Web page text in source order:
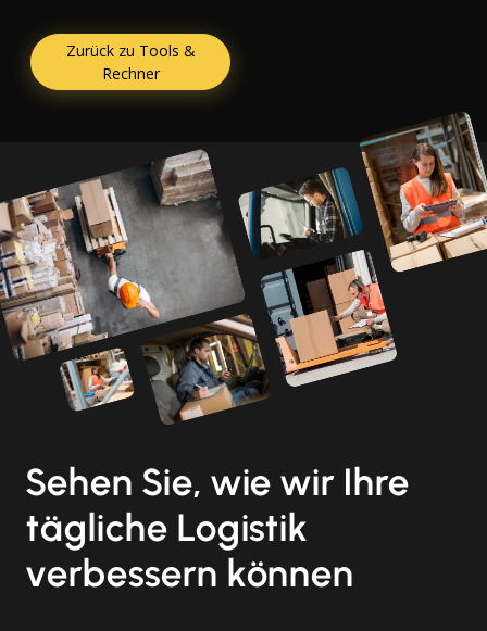
Zurück zu Tools &
Rechner
Sehen Sie, wie wir Ihre
tägliche Logistik
verbessern können